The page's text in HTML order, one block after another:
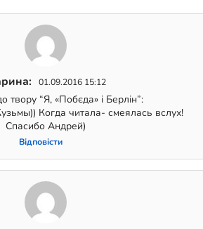
01.09.2016 15:12
твору “Я, «Побєда» і Берлін”:
Когда читала- смеялась вслух!
Спасибо Андрей)
Відповіcти